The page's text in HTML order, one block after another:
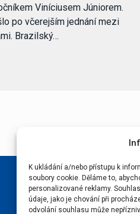
K ukládání a/nebo přístupu k
soubory cookie. Děláme to,
personalizované reklamy.
údaje, jako je chování při
odvolání souhlasu může
Viníciusem Júniorem.
po včerejším jednání mezi
Brazilský…